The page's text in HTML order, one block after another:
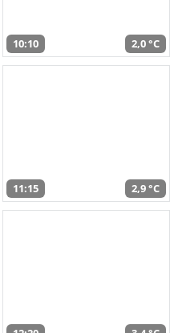
10:10 2,0 °C
11:15 2,9 °C